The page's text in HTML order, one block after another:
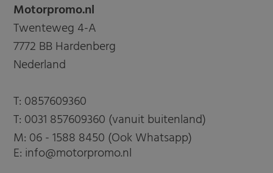
Motorpromo.nl
Twenteweg 4-A
7772 BB Hardenberg
Nederland
T: 0857609360
T: 0031 857609360 (vanuit buitenland)
M: 06 - 1588 8450 (Ook Whatsapp)
E: info@motorpromo.nl